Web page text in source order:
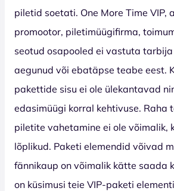
piletid soetati. One More Time VIP,
promootor, piletimüügifirma,
seotud osapooled ei vastuta
aegunud või ebatäpse teabe eest.
pakettide sisu ei ole ülekantavad
edasimüügi korral kehtivuse. Raha
piletite vahetamine ei ole võimalik,
lõplikud. Paketi elemendid võivad
fännikaup on võimalik kätte saada
on küsimusi teie VIP-paketi